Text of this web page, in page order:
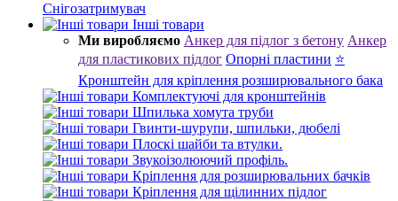
Снігозатримувач
Інші товари
Ми виробляємо Анкер для підлог з бетону Анкер
для пластикових підлог Опорні пластини ⭐
Кронштейн для кріплення розширювального бака
Комплектуючі для кронштейнів
Шпилька хомута труби
Гвинти-шурупи, шпильки, дюбелі
Плоскі шайби та втулки.
Звукоізолюючий профіль.
Кріплення для розширювальних бачків
Кріплення для щілинних підлог